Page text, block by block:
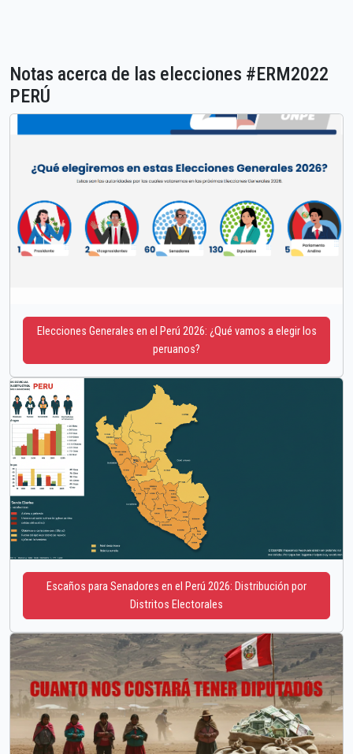
Notas acerca de las elecciones #ERM2022
PERÚ
Elecciones Generales en el Perú 2026: ¿Qué vamos a elegir los
peruanos?
Escaños para Senadores en el Perú 2026: Distribución por
Distritos Electorales